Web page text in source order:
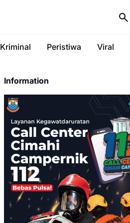
Kriminal Peristiwa Viral
Information